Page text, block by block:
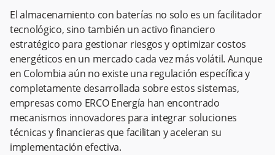
El almacenamiento con baterías no solo es un facilitador
tecnológico, sino también un activo financiero
estratégico para gestionar riesgos y optimizar costos
energéticos en un mercado cada vez más volátil. Aunque
en Colombia aún no existe una regulación específica y
completamente desarrollada sobre estos sistemas,
empresas como ERCO Energía han encontrado
mecanismos innovadores para integrar soluciones
técnicas y financieras que facilitan y aceleran su
implementación efectiva.